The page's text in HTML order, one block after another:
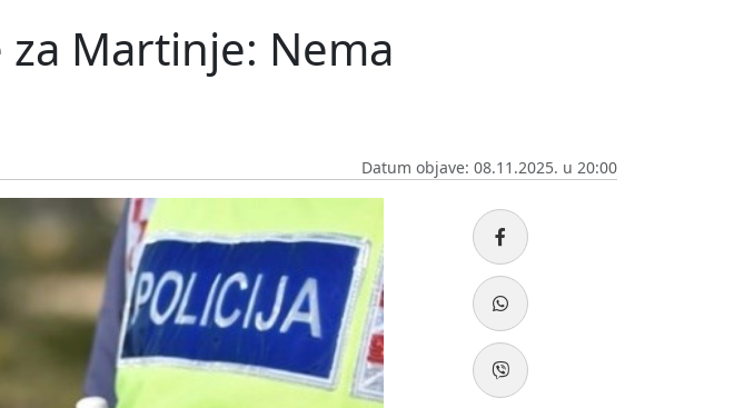
Martinje: Nema
Datum objave: 08.11.2025. u 20:00